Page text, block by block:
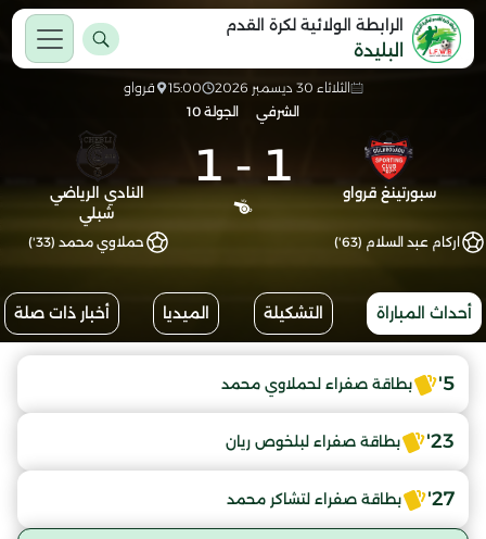
الرابطة الولائية لكرة القدم
البليدة
الثلاثاء 30 ديسمبر 2026 15:00
قرواو
الشرفي
الجولة 10
سبورتينغ قرواو 1
-
1
النادي الرياضي
شبلي
اركام عبد السلام (63') حملاوي محمد (33')
أحداث المباراة التشكيلة الميديا أخبار ذات صلة
5' بطاقة صفراء لحملاوي محمد
23' بطاقة صفراء لبلخوص ريان
27' بطاقة صفراء لتشاكر محمد